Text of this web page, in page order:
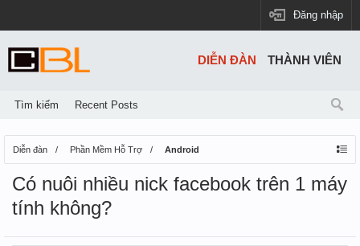
Đăng nhập
Diễn đàn Phần Mềm Hỗ Trợ Android
Có nuôi nhiều nick facebook trên 1 máy
tính không?
DIỄN ĐÀN
Tìm kiếm Recent Posts
THÀNH VIÊN